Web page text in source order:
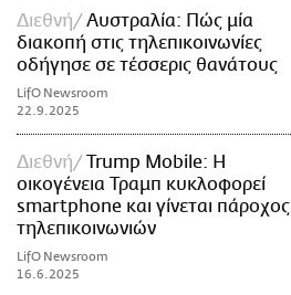
Διεθνή
Αυστραλία: Πώς μία
διακοπή στις τηλεπικοινωνίες
οδήγησε σε τέσσερις θανάτους
LifO Newsroom
22.9.2025
Διεθνή
Trump Mobile: Η
οικογένεια Τραμπ κυκλοφορεί
smartphone και γίνεται πάροχος
τηλεπικοινωνιών
LifO Newsroom
16.6.2025